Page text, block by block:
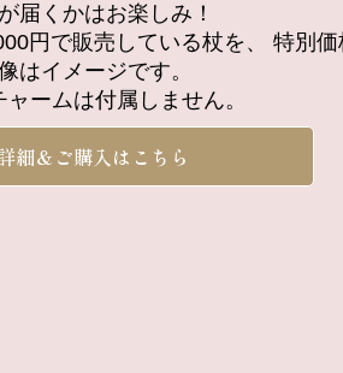
届くかはお楽しみ！
円で販売している杖を、 特別価
はイメージです。
ームは付属しません。
細＆ご購入はこちら